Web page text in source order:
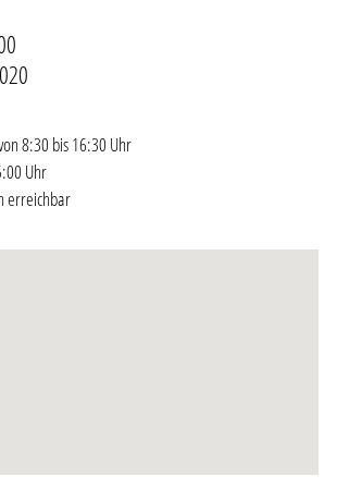
8:30 bis 16:30 Uhr
Uhr
erreichbar